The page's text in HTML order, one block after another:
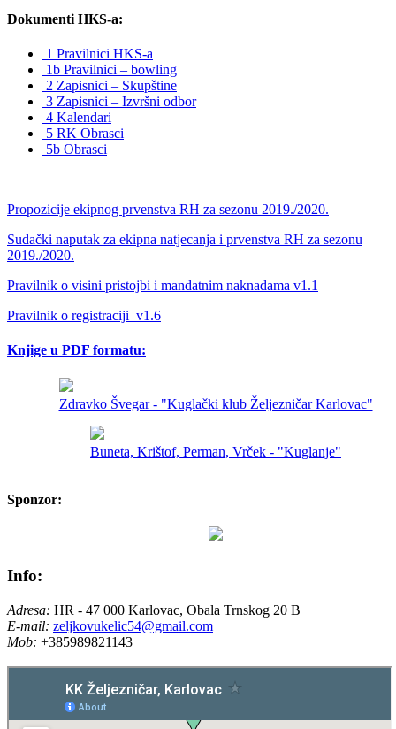
Dokumenti HKS-a:
1 Pravilnici HKS-a
1b Pravilnici – bowling
2 Zapisnici – Skupštine
3 Zapisnici – Izvršni odbor
4 Kalendari
5 RK Obrasci
5b Obrasci
Propozicije ekipnog prvenstva RH za sezonu 2019./2020.
Sudački naputak za ekipna natjecanja i prvenstva RH za sezonu
2019./2020.
Pravilnik o visini pristojbi i mandatnim naknadama v1.1
Pravilnik o registraciji_v1.6
Knjige u PDF formatu:
Zdravko Švegar - "Kuglački klub Željezničar Karlovac"
Buneta, Krištof, Perman, Vrček - "Kuglanje"
Sponzor:
Info:
Adresa: HR - 47 000 Karlovac, Obala Trnskog 20 B
E-mail: zeljkovukelic54@gmail.com
Mob: +385989821143